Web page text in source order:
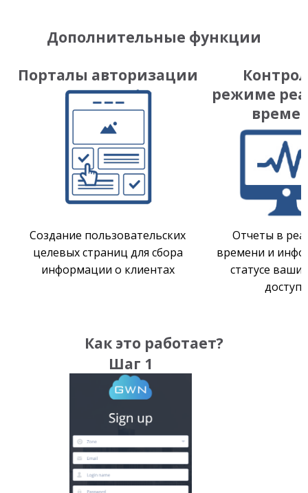
Дополнительные функции
Порталы авторизации
режиме
Создание пользовательских
целевых страниц для сбора
информации о клиентах
Отчеты в
времени и
статусе
доступа
Как это работает?
Шаг 1